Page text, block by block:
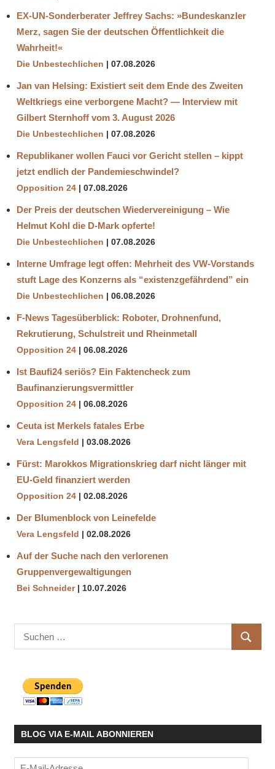
EX-UN-Sonderberater Jeffrey Sachs: »Bundeskanzler
Merz, sagen Sie der deutschen Öffentlichkeit die
Wahrheit!«
Die Unbestechlichen 07.08.2026
Jan van Helsing: Existiert seit dem Ende des Zweiten
Weltkriegs eine verborgene Macht? — Interview mit
Gilbert Sternhoff vom 3. August 2026
Die Unbestechlichen 07.08.2026
Republikaner wollen Fauci vor Gericht stellen – kippt
jetzt endlich der Pandemieschwindel?
Opposition 24 07.08.2026
Der Preis der deutschen Wiedervereinigung – Wie
Helmut Kohl die D‑Mark opferte!
Die Unbestechlichen 07.08.2026
Interne Umfrage legt offen: Mehrheit des VW-Vorstands
stuft Lage des Konzerns als “existenzgefährdend” ein
Die Unbestechlichen 06.08.2026
F-News Tagesüberblick: Roboter, Drohnenfund,
Rekrutierung, Schulstreit und Rheinmetall
Opposition 24 06.08.2026
Ist Baufi24 seriös? Ein Faktencheck zum
Baufinanzierungsvermittler
Opposition 24 06.08.2026
Ceuta ist Merkels fatales Erbe
Vera Lengsfeld 03.08.2026
Fürst: Marokkos Migrationskrieg darf nicht länger mit
EU-Geld finanziert werden
Opposition 24 02.08.2026
Der Blumenblock von Leinefelde
Vera Lengsfeld 02.08.2026
Auf der Suche nach den verlorenen
Gruppenvergewaltigungen
Bei Schneider 10.07.2026
nach:
SUCHEN
BLOG VIA E-MAIL ABONNIEREN
E-